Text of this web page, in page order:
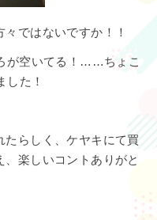
ではないですか！！
が空いてる！……ちょこ
した！
らしく、ケヤキにて買
楽しいコントありがと